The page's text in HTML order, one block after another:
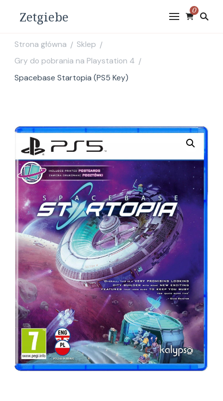
Zetgiebe 0
Strona główna / Sklep /
Gry do pobrania na Playstation 4 /
Spacebase Startopia (PS5 Key)